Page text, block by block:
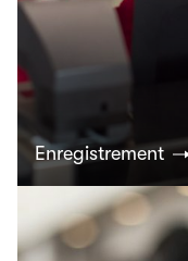
Enregistrement